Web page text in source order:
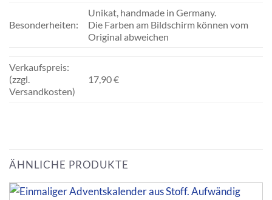
Besonderheiten:
Unikat, handmade in Germany.
Die Farben am Bildschirm können vom
Original abweichen
Verkaufspreis:
(zzgl.
Versandkosten)
17,90 €
ÄHNLICHE PRODUKTE